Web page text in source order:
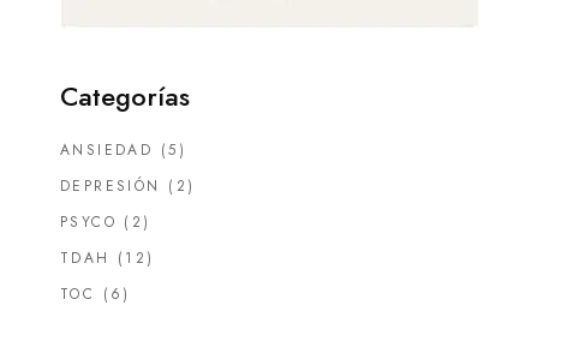
Categorías
ANSIEDAD (5)
DEPRESIÓN
(2)
PSYCO (2)
TDAH
(12)
TOC
(6)